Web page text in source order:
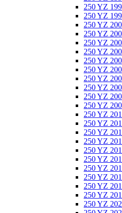
250 YZ
250 YZ
250 YZ
250 YZ
250 YZ
250 YZ
250 YZ
250 YZ
250 YZ
250 YZ
250 YZ
250 YZ
250 YZ
250 YZ
250 YZ
250 YZ
250 YZ
250 YZ
250 YZ
250 YZ
250 YZ
250 YZ
250 YZ